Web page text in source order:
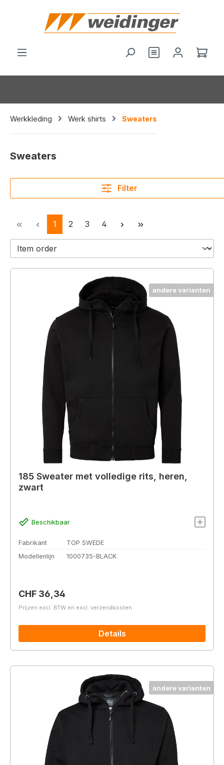
Werkkleding Werk shirts Sweaters
Sweaters
Filter
Pagina
1 Pagina
2 Pagina
3 Pagina
4
andere varianten
185 Sweater met volledige rits, heren,
zwart
Beschikbaar
Fabrikant
TOP SWEDE
Modellenlijn
1000735-BLACK
Normale prijs:
CHF 36,34
Prijzen excl. BTW en excl. verzendkosten
Details
andere varianten